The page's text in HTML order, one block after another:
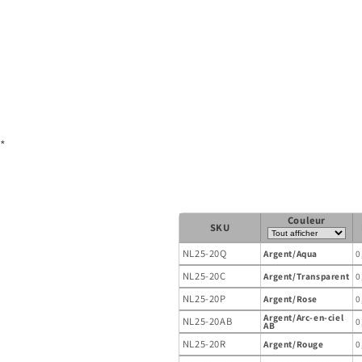
*
SKU
Couleur
NL25-20Q
Argent/Aqua
NL25-20C Argent/Transparent
NL25-20P Argent/Rose
NL25-20AB Argent/Arc-en-ciel
AB
NL25-20R Argent/Rouge